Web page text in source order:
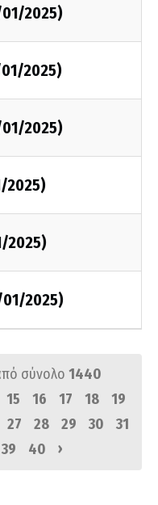
2025)
2025)
2025)
2025)
2025)
2025)
σύνολο 1440
15 16 17 18
19
27 28 29 30
31
39 40 ›